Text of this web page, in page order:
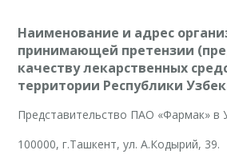
Наименование и адрес
принимающей претензии
качеству лекарственных
территории Республики
Представительство ПАО «Фармак» в
100000, г.Ташкент, ул. А.Кодырий, 39.